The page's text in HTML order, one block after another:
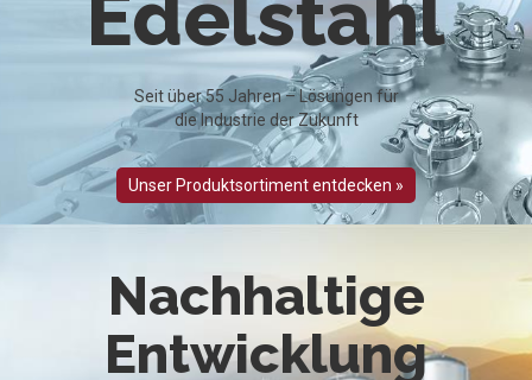
Edelstahl
Seit über 55 Jahren – Lösungen für
die Industrie der Zukunft
Unser Produktsortiment entdecken »
Nachhaltige
Entwicklung